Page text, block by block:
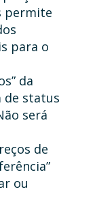
permite
para o
da
de status
será
de
ou